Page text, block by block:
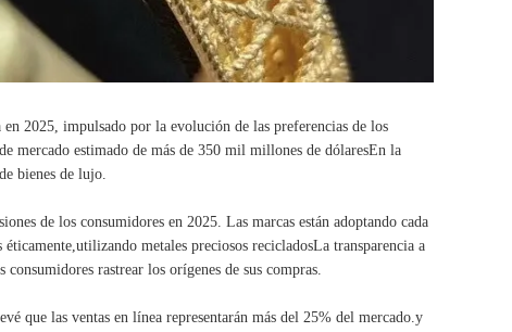
2025, impulsado por la evolución de las preferencias de los
mercado estimado de más de 350 mil millones de dólaresEn la
bienes de lujo.
de los consumidores en 2025. Las marcas están adoptando cada
metales preciosos recicladosLa transparencia a
rastrear los orígenes de sus compras.
que las ventas en línea representarán más del 25% del mercado.y